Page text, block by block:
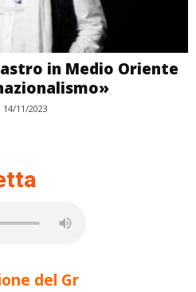
in Medio Oriente
14/11/2023
del Gr